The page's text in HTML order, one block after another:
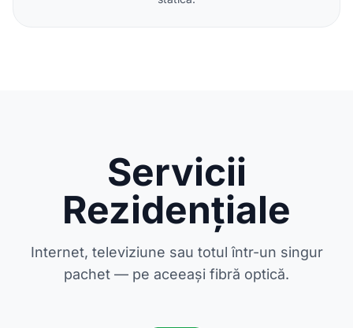
Servicii
Rezidențiale
Internet, televiziune sau totul într-un singur
pachet — pe aceeași fibră optică.